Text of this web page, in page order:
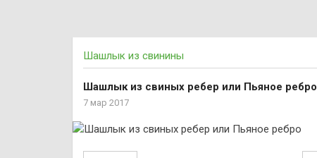
Шашлык из свинины
Шашлык из свиных ребер или Пьяное ребро
7 мар 2017